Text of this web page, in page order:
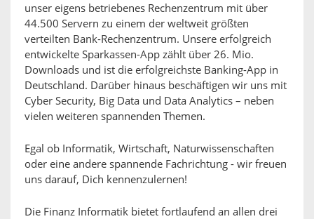
unser eigens betriebenes Rechenzentrum mit über
44.500 Servern zu einem der weltweit größten
verteilten Bank-Rechenzentrum. Unsere erfolgreich
entwickelte Sparkassen-App zählt über 26. Mio.
Downloads und ist die erfolgreichste Banking-App in
Deutschland. Darüber hinaus beschäftigen wir uns mit
Cyber Security, Big Data und Data Analytics – neben
vielen weiteren spannenden Themen.
Egal ob Informatik, Wirtschaft, Naturwissenschaften
oder eine andere spannende Fachrichtung - wir freuen
uns darauf, Dich kennenzulernen!
Die Finanz Informatik bietet fortlaufend an allen drei